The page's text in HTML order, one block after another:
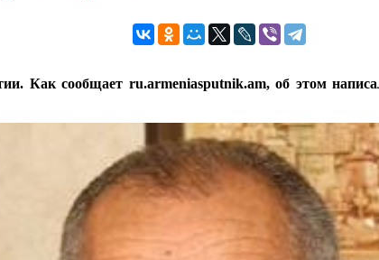
Как сообщает ru.armeniasputnik.am, об этом